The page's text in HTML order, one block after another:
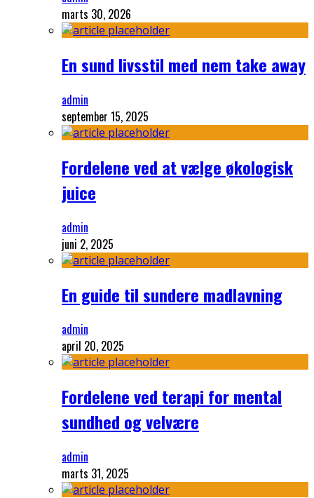
marts 30, 2026
En sund livsstil med nem take away
admin
september 15, 2025
Fordelene ved at vælge økologisk
juice
admin
juni 2, 2025
En guide til sundere madlavning
admin
april 20, 2025
Fordelene ved terapi for mental
sundhed og velvære
admin
marts 31, 2025